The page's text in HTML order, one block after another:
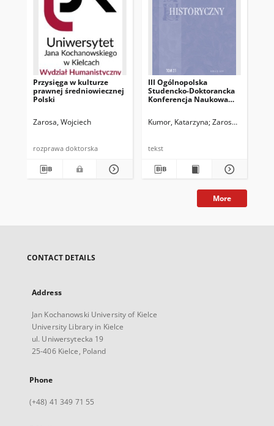
Przysięga w kulturze
prawnej średniowiecznej
Polski
Zarosa, Wojciech
rozprawa doktorska
III Ogólnopolska
Studencko-Doktorancka
Konferencja Naukowa
czerwca 2018 roku
Kumor, Katarzyna Zarosa, Wojciech
tekst
More
CONTACT DETAILS
Address
Jan Kochanowski University of Kielce
University Library in Kielce
ul. Uniwersytecka 19
25-406 Kielce, Poland
Phone
(+48) 41 349 71 55